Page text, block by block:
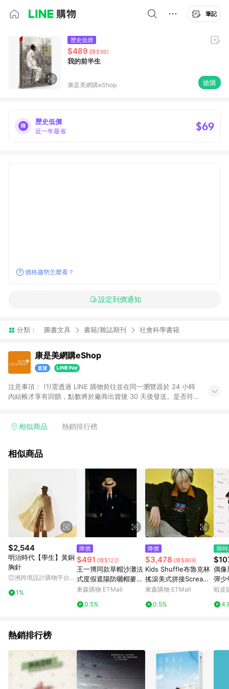
筆記
歷史低價
$489 (降$69)
我的前半生
康是美網購eShop 搶購
歷史低價
近一年最省 $69
價格趨勢怎麼看？
設定到價通知
分類： 圖書文具 書籍/雜誌期刊 社會科學書籍
康是美網購eShop
注意事項：​ (1)需透過 LINE 購物前往並在同一瀏覽器於 24 小時
內結帳才享有回饋，點數將於廠商出貨後 30 天後發送。​是否符
黃金鑽飾/精品相關/3C數位(含周邊)/家電視聽/運動戶外/母嬰用
饋%」，將於訂單成立後由「LINE購物通知」之官方帳號訊息通
依LINE購物網站訂單成立通知為準。​​ (5)LINE購物設有「單一商
品最高回饋點數」機制 (部分時段開放「回饋無上限」)，以同一
訂單中同一商品不論件數計算，請依訂單成立當下LINE購物的回
饋機制為準。
相似商品 熱銷排行榜
相似商品
$2,544
明治時代【學生】黃銅
胸針
亞洲跨境設計購物平台
1%
降價
$491 (降$122)
王一博同款草帽沙灘法
式度假遮陽防曬帽麥稈
草編織禮帽平沿帽子女
東森購物 ETMall
0.5%
降價
$3,478 (降$869)
Kids Shuffle布魯克林
搖滾美式拼接Scream
印花黑色寬松牛仔夾克
東森購物 ETMall
0.5%
限
偶像
彈少
克力
物
蝦皮
熱銷排行榜